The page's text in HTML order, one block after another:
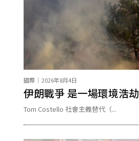
國際 2026年8月4日
伊朗戰爭 是一場環境浩劫
Tom Costello 社會主義替代（...